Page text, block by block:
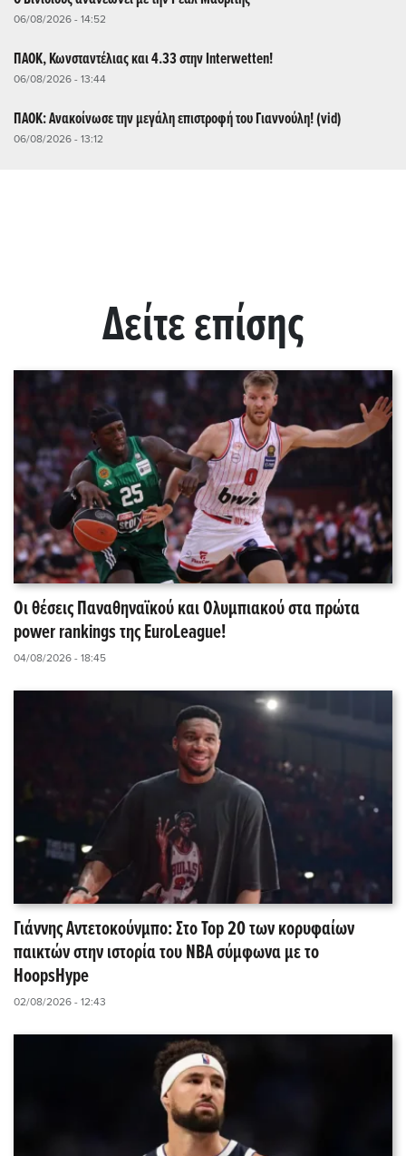
06/08/2026 - 14:52
ΠΑΟΚ, Κωνσταντέλιας και 4.33 στην Interwetten!
06/08/2026 - 13:44
ΠΑΟΚ: Ανακοίνωσε την μεγάλη επιστροφή του Γιαννούλη! (vid)
06/08/2026 - 13:12
Δείτε επίσης
Οι θέσεις Παναθηναϊκού και Ολυμπιακού στα πρώτα
power rankings της EuroLeague!
04/08/2026 - 18:45
Γιάννης Αντετοκούνμπο: Στο Top 20 των κορυφαίων
παικτών στην ιστορία του NBA σύμφωνα με το
HoopsHype
02/08/2026 - 12:43